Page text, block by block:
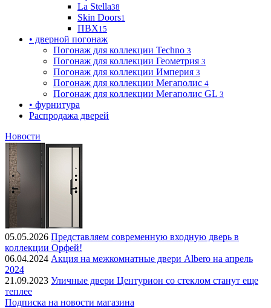
La Stella38
Skin Doors1
ПВХ15
• дверной погонаж
Погонаж для коллекции Techno 3
Погонаж для коллекции Геометрия 3
Погонаж для коллекции Империя 3
Погонаж для коллекции Мегаполис 4
Погонаж для коллекции Мегаполис GL 3
• фурнитура
Распродажа дверей
Новости
05.05.2026 Представляем современную входную дверь в
коллекции Орфей!
06.04.2024 Акция на межкомнатные двери Albero на апрель
2024
21.09.2023 Уличные двери Центурион со стеклом станут еще
теплее
Подписка на новости магазина